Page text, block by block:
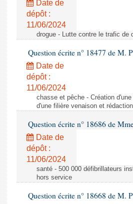
Date de
dépôt :
11/06/2024
drogue - Lutte contre le trafic de
Question écrite n° 18477 de M.
Date de
dépôt :
11/06/2024
chasse et pêche - Création
d'une filière venaison et
Question écrite n° 18686 de
Date de
dépôt :
11/06/2024
santé - 500 000 défibrillateurs
hors service
Question écrite n° 18668 de M.